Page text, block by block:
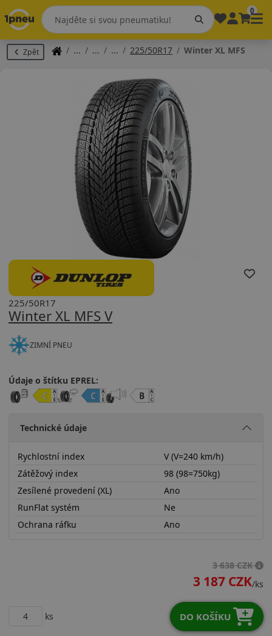
0
Zpět 225/50R17 Winter XL MFS
Winter XL MFS V
225/50R17
ZIMNÍ PNEU
Údaje o štítku EPREL:
Technické údaje
Rychlostní index
V (V=240 km/h)
Zátěžový index
98 (98=750kg)
Zesílené provedení (XL)
Ano
RunFlat systém
Ne
Ochrana ráfku
Ano
3 638 CZK
3 187 CZK/ks
ks DO KOŠÍKU